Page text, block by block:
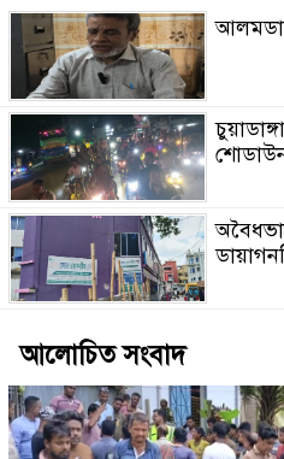
আলোচিত সংবাদ